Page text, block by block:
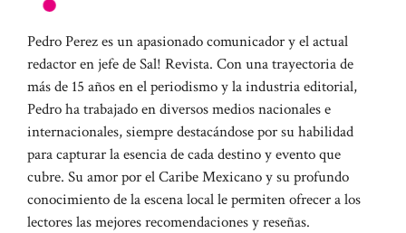
Pedro Perez es un apasionado comunicador y el actual
redactor en jefe de Sal! Revista. Con una trayectoria de
más de 15 años en el periodismo y la industria editorial,
Pedro ha trabajado en diversos medios nacionales e
internacionales, siempre destacándose por su habilidad
para capturar la esencia de cada destino y evento que
cubre. Su amor por el Caribe Mexicano y su profundo
conocimiento de la escena local le permiten ofrecer a los
lectores las mejores recomendaciones y reseñas.